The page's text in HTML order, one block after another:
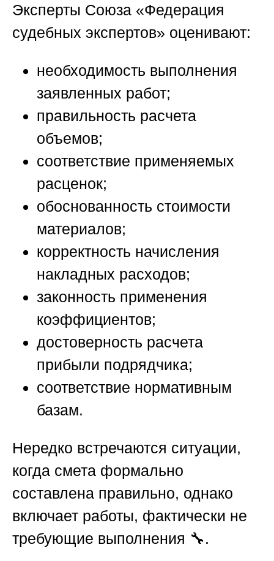
Эксперты Союза «Федерация
судебных экспертов» оценивают:
необходимость выполнения
заявленных работ;
правильность расчета
объемов;
соответствие применяемых
расценок;
обоснованность стоимости
материалов;
корректность начисления
накладных расходов;
законность применения
коэффициентов;
достоверность расчета
прибыли подрядчика;
соответствие нормативным
базам.
Нередко встречаются ситуации,
когда смета формально
составлена правильно, однако
включает работы, фактически не
требующие выполнения 🔧.